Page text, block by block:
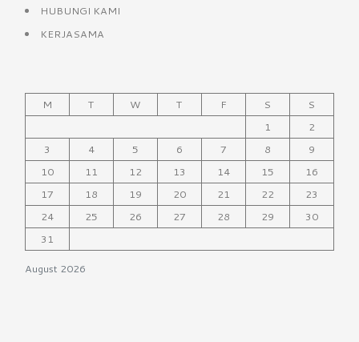
HUBUNGI KAMI
KERJASAMA
August 2026
M T W T F S
S
1
2
3
4 5 6 7 8
9
10
11 12 13 14 15
16
17
18 19 20 21 22
23
24
25 26 27 28 29
30
31